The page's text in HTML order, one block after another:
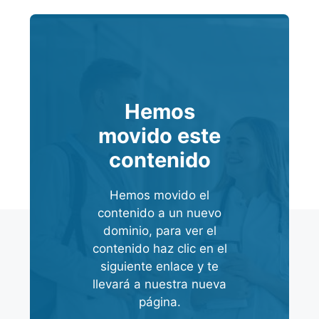
Hemos
movido este
contenido
Hemos movido el
contenido a un nuevo
dominio, para ver el
contenido haz clic en el
siguiente enlace y te
llevará a nuestra nueva
página.